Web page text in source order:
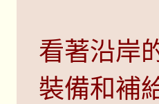
看著沿岸
裝備和補